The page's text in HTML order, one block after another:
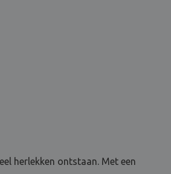
herlekken ontstaan. Met een